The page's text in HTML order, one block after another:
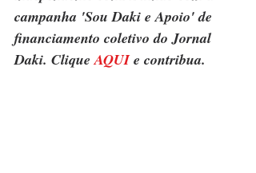
campanha 'Sou Daki e Apoio' de
financiamento coletivo do Jornal
Daki. Clique AQUI e contribua.